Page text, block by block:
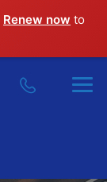
Renew now to